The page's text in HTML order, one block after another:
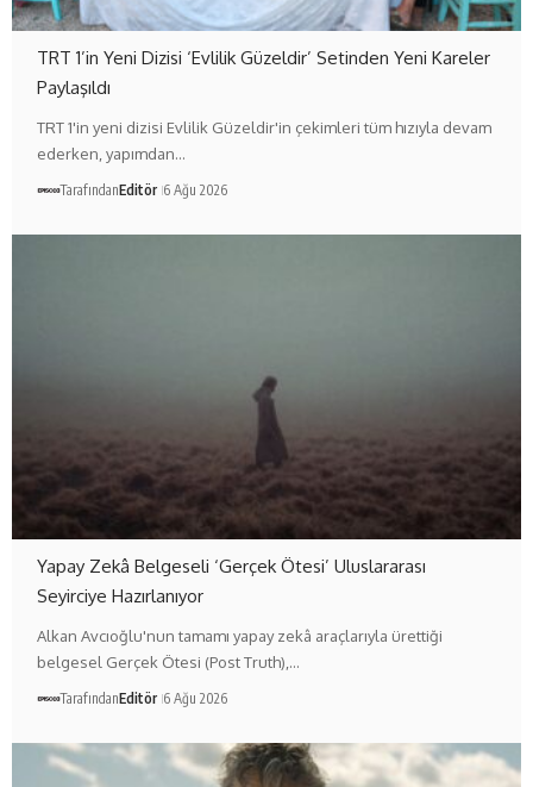
TRT 1’in Yeni Dizisi ‘Evlilik Güzeldir’ Setinden Yeni Kareler
Paylaşıldı
TRT 1'in yeni dizisi Evlilik Güzeldir'in çekimleri tüm hızıyla devam
ederken, yapımdan…
TarafındanEditör 6 Ağu 2026
Yapay Zekâ Belgeseli ‘Gerçek Ötesi’ Uluslararası
Seyirciye Hazırlanıyor
Alkan Avcıoğlu'nun tamamı yapay zekâ araçlarıyla ürettiği
belgesel Gerçek Ötesi (Post Truth),…
TarafındanEditör 6 Ağu 2026